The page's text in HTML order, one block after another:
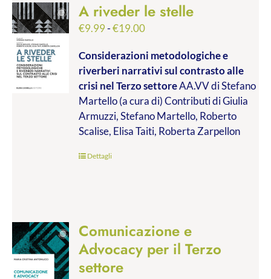
A riveder le stelle
€9.99-€19.00Fascia
prezzo:
da
€9.99
a
€19.00
Considerazioni metodologiche e
riverberi narrativi sul contrasto alle
crisi nel Terzo settoreAA.VV di Stefano
Martello (a cura di) Contributi di Giulia
Armuzzi, Stefano Martello, Roberto
Scalise, Elisa Taiti, Roberta Zarpellon
Dettagli
Comunicazione e
Advocacy per il Terzo
settore